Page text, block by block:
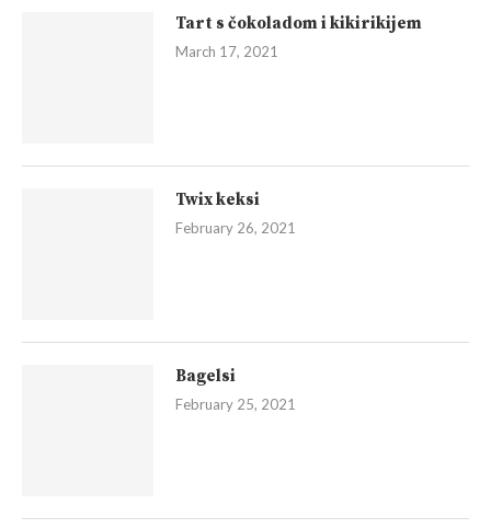
Tart s čokoladom i kikirikijem
March 17, 2021
Twix keksi
February 26, 2021
Bagelsi
February 25, 2021